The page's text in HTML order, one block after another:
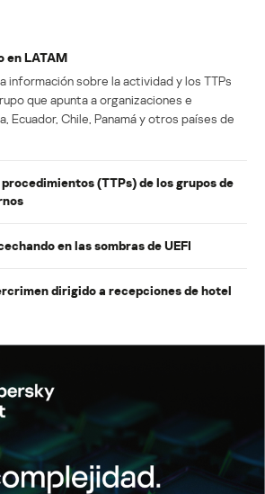
en LATAM
información sobre la actividad y los TTPs
que apunta a organizaciones e
Ecuador, Chile, Panamá y otros países de
(TTPs) de los grupos de
en las sombras de UEFI
dirigido a recepciones de hotel